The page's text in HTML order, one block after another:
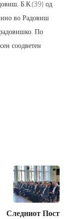
Б.К.(39) од
во Радовиш
По
соодветен
Следниот Пост